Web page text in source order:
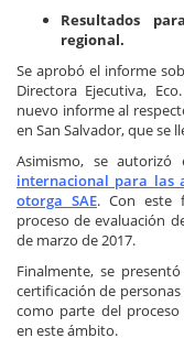
Resultados
regional.
Se aprobó el informe
Directora Ejecutiva,
nuevo informe al
en San Salvador, que se
Asimismo, se autorizó
internacional para las
otorga SAE. Con este
proceso de evaluación
de marzo de 2017.
Finalmente, se
certificación de
como parte del
en este ámbito.